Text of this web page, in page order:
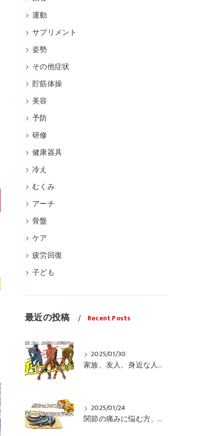
運動
サプリメント
姿勢
その他症状
貯筋体操
美容
予防
研修
健康器具
冷え
むくみ
アーチ
骨盤
ケア
疲労回復
子ども
最近の投稿 Recent Posts
2025/01/30
家族、友人、身近な人の姿勢をちょっと見てみませんか？
2025/01/24
関節の痛みに悩む方、栄養面からの取り組みも重要ですよ！